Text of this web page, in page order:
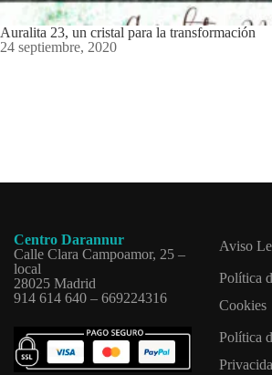
Auralita 23, un cristal para la transformación
24 septiembre, 2020
Centro Darannur
Calle Clara Campoamor, 25 –
local
28025 Madrid
914 614 640 – 669224316
Aviso
Política
Cookies
Política